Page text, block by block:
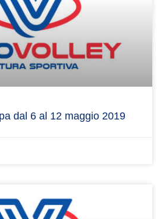
dal 6 al 12 maggio 2019